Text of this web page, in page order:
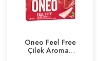
Oneo Feel Free
Çilek Aromalı
Şekersiz Sakız